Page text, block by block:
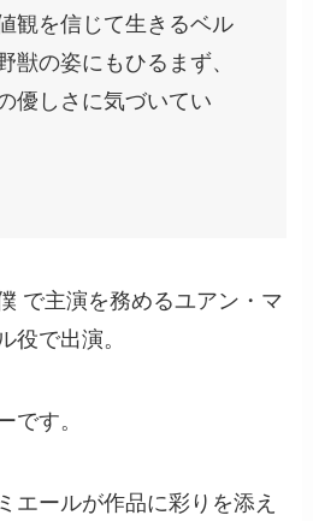
観を信じて生きるベル
獣の姿にもひるまず、
優しさに気づいてい
で主演を務めるユアン・マ
役で出演。
です。
エールが作品に彩りを添え